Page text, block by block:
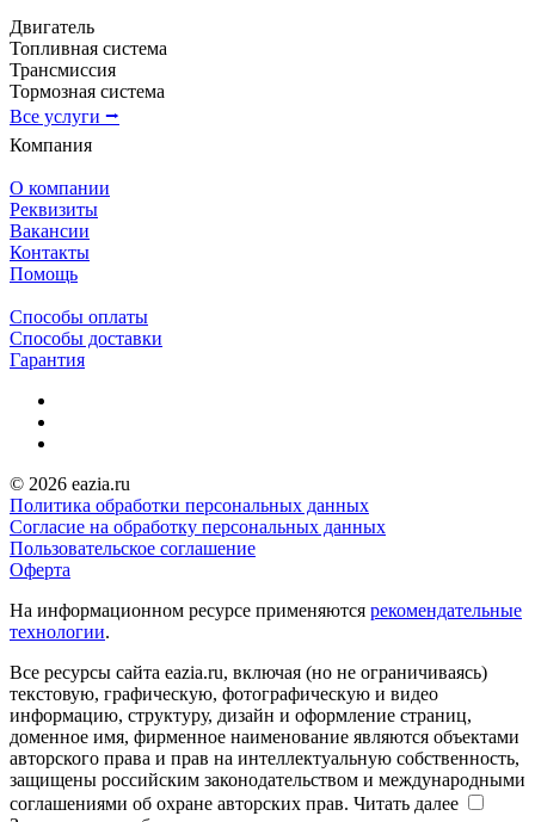
Двигатель
Топливная система
Трансмиссия
Тормозная система
Все услуги ⭢
Компания
О компании
Реквизиты
Вакансии
Контакты
Помощь
Способы оплаты
Способы доставки
Гарантия
© 2026 eazia.ru
Политика обработки персональных данных
Согласие на обработку персональных данных
Пользовательское соглашение
Оферта
На информационном ресурсе применяются рекомендательные
технологии.
Все ресурсы сайта eazia.ru, включая (но не ограничиваясь)
текстовую, графическую, фотографическую и видео
информацию, структуру, дизайн и оформление страниц,
доменное имя, фирменное наименование являются объектами
авторского права и прав на интеллектуальную собственность,
защищены российским законодательством и международными
соглашениями об охране авторских прав. Читать далее